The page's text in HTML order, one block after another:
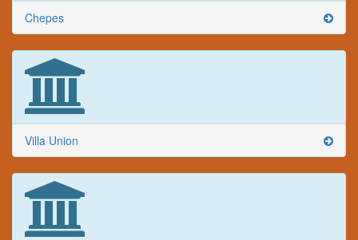
Chepes
Villa Union